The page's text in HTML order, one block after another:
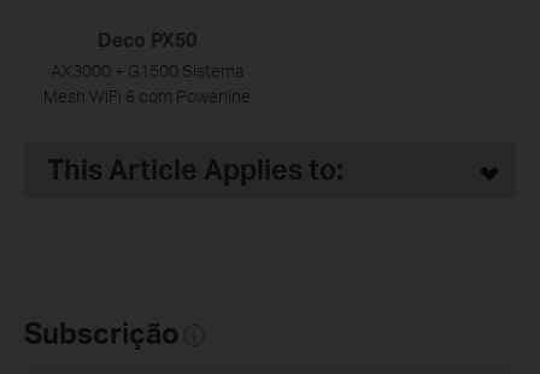
Deco PX50
AX3000 + G1500 Sistema
Mesh WiFi 6 com Powerline
This Article Applies to:
Subscrição